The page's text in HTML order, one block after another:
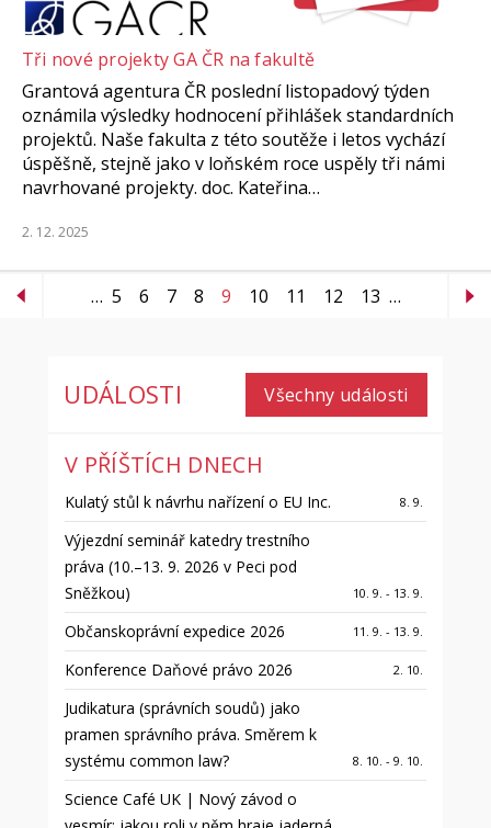
Tři nové projekty GA ČR na fakultě
Grantová agentura ČR poslední listopadový týden
oznámila výsledky hodnocení přihlášek standardních
projektů. Naše fakulta z této soutěže i letos vychází
úspěšně, stejně jako v loňském roce uspěly tři námi
navrhované projekty. doc. Kateřina…
2. 12. 2025
… 5 6 7 8 9 10 11 12 13 …
UDÁLOSTI Všechny události
V PŘÍŠTÍCH DNECH
Kulatý stůl k návrhu nařízení o EU Inc. 8. 9.
Výjezdní seminář katedry trestního
práva (10.–13. 9. 2026 v Peci pod
Sněžkou)
10. 9. - 13. 9.
Občanskoprávní expedice 2026 11. 9. - 13. 9.
Konference Daňové právo 2026 2. 10.
Judikatura (správních soudů) jako
pramen správního práva. Směrem k
systému common law?
8. 10. - 9. 10.
Science Café UK | Nový závod o